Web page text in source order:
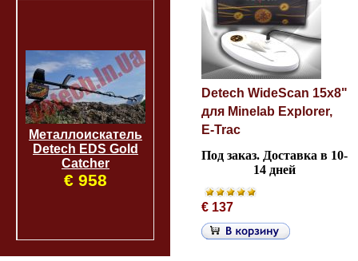
Металлоискатель
Detech EDS Gold
Catcher
€ 958
Detech WideScan 15х8"
для Minelab Explorer,
E-Trac
Под заказ. Доставка в 10-
14 дней
€ 137